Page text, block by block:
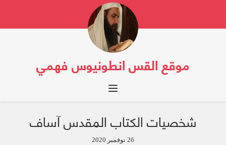
موقع القس انطونيوس فهمي
Toggle navigation
شخصيات الكتاب المقدس آساف
26 نوفمبر 2020